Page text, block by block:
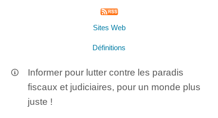
Sites Web
Définitions
Informer pour lutter contre les paradis
fiscaux et judiciaires, pour un monde plus
juste !